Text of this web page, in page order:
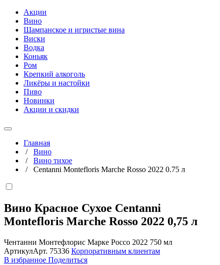
Акции
Вино
Шампанское и игристые вина
Виски
Водка
Коньяк
Ром
Крепкий алкоголь
Ликёры и настойки
Пиво
Новинки
Акции и скидки
Главная
/ Вино
/ Вино тихое
/ Centanni Montefloris Marche Rosso 2022 0.75 л
Вино Красное Сухое Centanni
Montefloris Marche Rosso 2022 0,75 л
Чентанни Монтефлорис Марке Россо 2022 750 мл
АртикулАрт. 75336 Корпоративным клиентам
В избранное Поделиться